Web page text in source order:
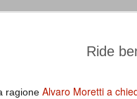
Ride
ragioneAlvaro Moretti a
dell’estate 2006, sembrava
il corso degli eventi che si